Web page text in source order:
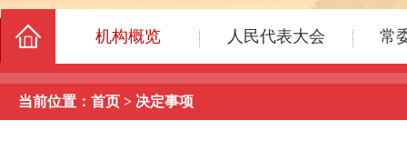
当前位置： 首页 > 决定事项